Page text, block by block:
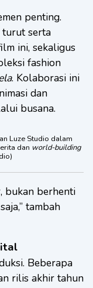
penting.
turut serta
ini, sekaligus
fashion
. Kolaborasi ini
dan
busana.
Luze Studio dalam
dan world-building
bukan berhenti
tambah
Beberapa
rilis akhir tahun